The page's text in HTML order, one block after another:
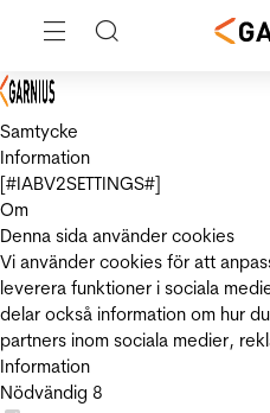
Samtycke
Information
[#IABV2SETTINGS#]
Om
Denna sida använder cookies
Vi använder cookies för att
leverera funktioner i sociala
delar också information om hur
partners inom sociala medier,
Information
Nödvändig 8